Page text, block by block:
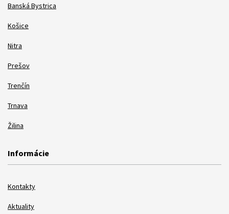
Banská Bystrica
Košice
Nitra
Prešov
Trenčín
Trnava
Žilina
Informácie
Kontakty
Aktuality